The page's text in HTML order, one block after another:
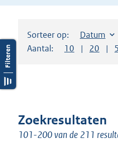
Sorteer op: Sorteer op:
Datum
Aantal:
Toon
10 resultaten
Toon
20
Zoekresultaten
101-200 van de 211